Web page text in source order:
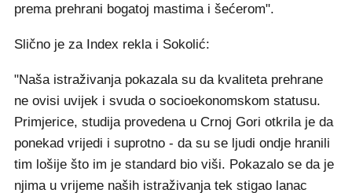
prema prehrani bogatoj mastima i šećerom".
Slično je za Index rekla i Sokolić:
"Naša istraživanja pokazala su da kvaliteta prehrane
ne ovisi uvijek i svuda o socioekonomskom statusu.
Primjerice, studija provedena u Crnoj Gori otkrila je da
ponekad vrijedi i suprotno - da su se ljudi ondje hranili
tim lošije što im je standard bio viši. Pokazalo se da je
njima u vrijeme naših istraživanja tek stigao lanac